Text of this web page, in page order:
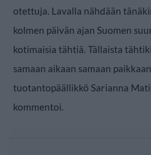
otettuja. Lavalla nähdään
kolmen päivän ajan Suomen
kotimaisia tähtiä. Tällaista
samaan aikaan samaan
tuotantopäällikkö Sarianna
kommentoi.